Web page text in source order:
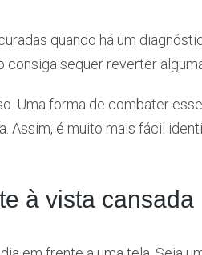
quando há um
consiga sequer reverter
Uma forma de combater
Assim, é muito mais fácil
à vista cansada